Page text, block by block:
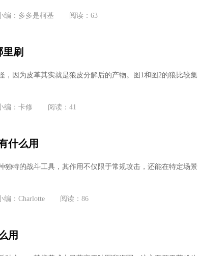
编：多多是柯基 阅读：63
刷
，因为皮革其实就是狼皮分解后的产物。图1和图2的狼比较集
编：卡修 阅读：41
什么用
独特的战斗工具，其作用不仅限于常规攻击，还能在特定场景
编：Charlotte 阅读：86
用